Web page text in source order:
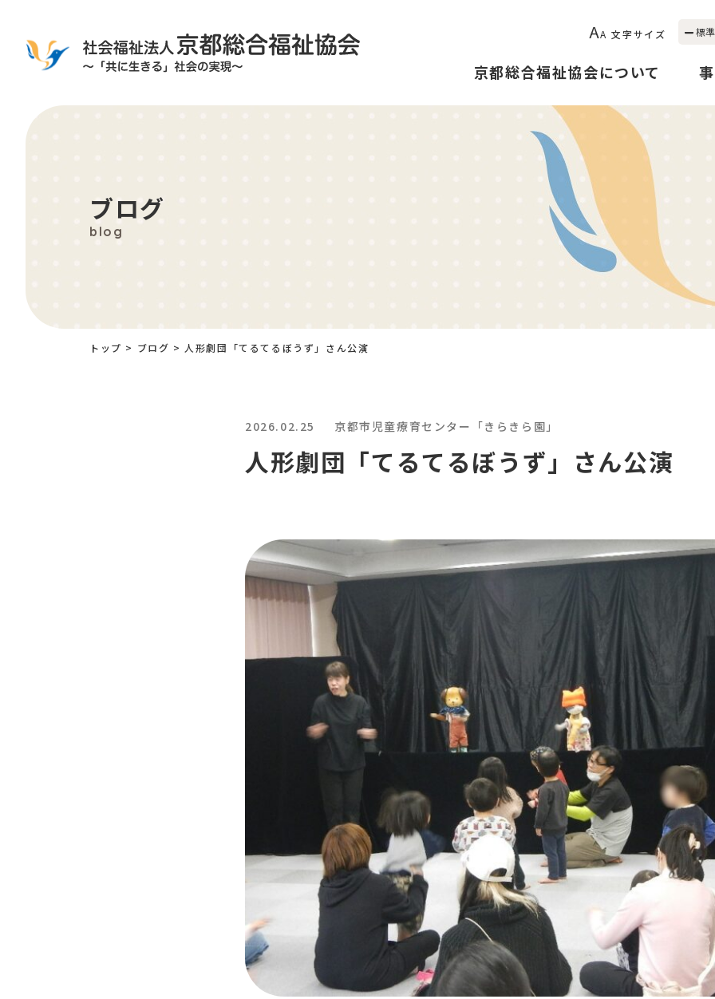
AA 文字サイズ 標準
京都総合福祉協会について
ブログ
blog
トップ > ブログ > 人形劇団「てるてるぼうず」さん公演
2026.02.25 京都市児童療育センター「きらきら園」
人形劇団「てるてるぼうず」さん公演